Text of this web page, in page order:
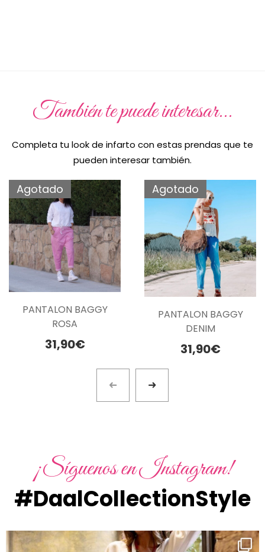
También te puede interesar...
Completa tu look de infarto con estas prendas que te
pueden interesar también.
Agotado
UNICA
PANTALON BAGGY
ROSA
31,90€
Agotado
UNICA
PANTALON BAGGY
DENIM
31,90€
¡Síguenos en Instagram!
#DaalCollectionStyle